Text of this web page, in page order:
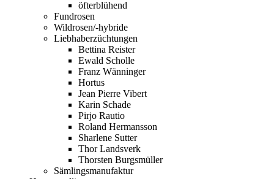
öfterblühend
Fundrosen
Wildrosen/-hybride
Liebhaberzüchtungen
Bettina Reister
Ewald Scholle
Franz Wänninger
Hortus
Jean Pierre Vibert
Karin Schade
Pirjo Rautio
Roland Hermansson
Sharlene Sutter
Thor Landsverk
Thorsten Burgsmüller
Sämlingsmanufaktur